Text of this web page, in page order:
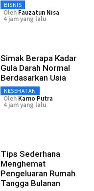
BISNIS
Oleh Fauzatun Nisa
4 jam yang lalu
Simak Berapa Kadar
Gula Darah Normal
Berdasarkan Usia
KESEHATAN
Oleh Karno Putra
4 jam yang lalu
Tips Sederhana
Menghemat
Pengeluaran Rumah
Tangga Bulanan